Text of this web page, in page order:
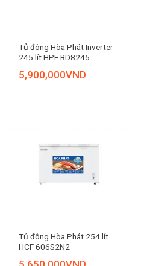
Tủ đông Hòa Phát Inverter
245 lít HPF BD8245
5,900,000VND
Tủ đông Hòa Phát 254 lít
HCF 606S2N2